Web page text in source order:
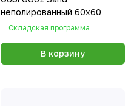
неполированный 60x60
Складская программа
В корзину